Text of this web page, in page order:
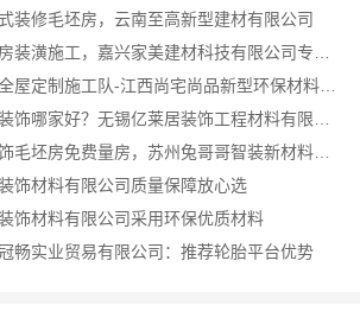
装修毛坯房，云南至高新型建材有限公司
本地环保全屋定制施工队-江西尚宅尚品新型环保材料有限公司
高新区装饰毛坯房免费量房，苏州兔哥哥智装新材料有限公司专业顾问上门
饰材料有限公司质量保障放心选
饰材料有限公司采用环保优质材料
畅实业贸易有限公司：推荐轮胎平台优势